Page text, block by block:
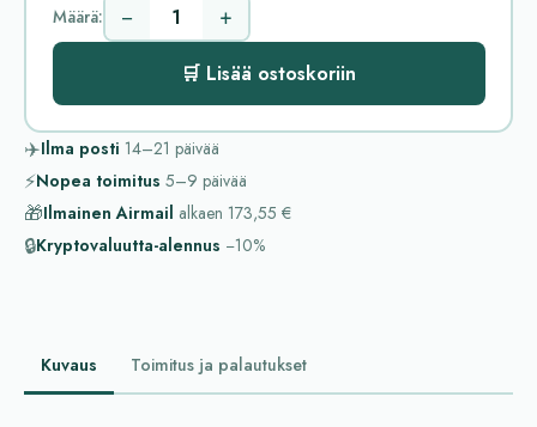
Määrä: − +
🛒 Lisää ostoskoriin
✈️Ilma posti 14–21 päivää
⚡Nopea toimitus 5–9 päivää
🎁Ilmainen Airmail alkaen 173,55 €
🔒Kryptovaluutta-alennus −10%
Kuvaus Toimitus ja palautukset